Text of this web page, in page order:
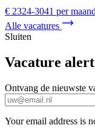
€ 2324-2864
Alle vacatures
Sluiten
Vacature alert
Ontvang de nieuwste
Your email address is